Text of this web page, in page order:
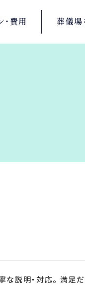
費用 葬儀場
な説明・対応。 満足